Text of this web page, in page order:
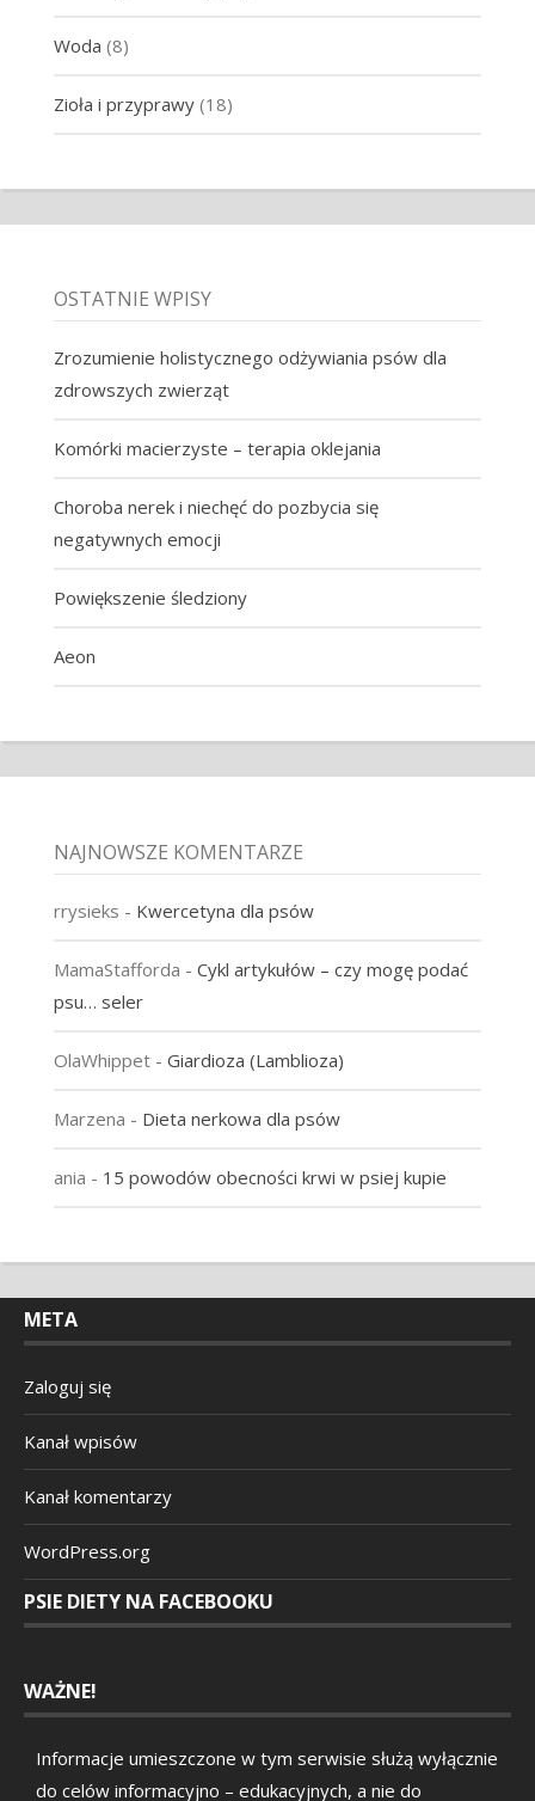
Woda (8)
Zioła i przyprawy(18)
OSTATNIE WPISY
Zrozumienie holistycznego odżywiania psów dla
zdrowszych zwierząt
Komórki macierzyste – terapia oklejania
Choroba nerek i niechęć do pozbycia się
negatywnych emocji
Powiększenie śledziony
Aeon
NAJNOWSZE KOMENTARZE
rrysieks - Kwercetyna dla psów
MamaStafforda - Cykl artykułów – czy mogę podać
psu… seler
OlaWhippet- Giardioza (Lamblioza)
Marzena - Dieta nerkowa dla psów
ania - 15 powodów obecności krwi w psiej kupie
META
Zaloguj się
Kanał wpisów
Kanał komentarzy
WordPress.org
PSIE DIETY NA FACEBOOKU
WAŻNE!
Informacje umieszczone w tym serwisie służą wyłącznie
do celów informacyjno – edukacyjnych, a nie do